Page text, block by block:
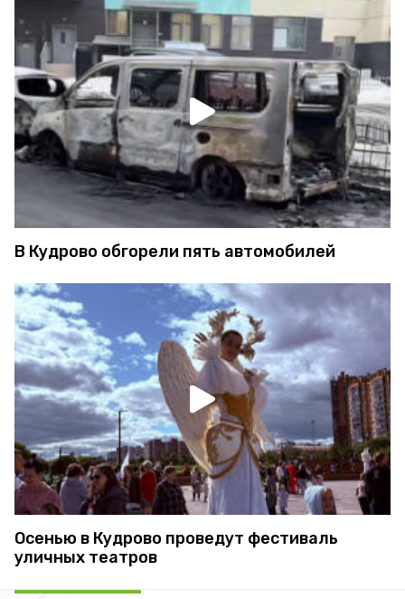
В Кудрово обгорели пять автомобилей
Осенью в Кудрово проведут фестиваль
уличных театров